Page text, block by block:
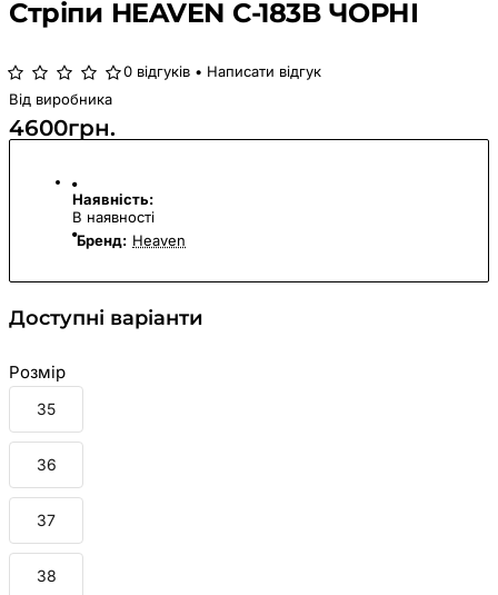
Стріпи HEAVEN C-183B ЧОРНІ
0 відгуків • Написати відгук
Від виробника
4600грн.
Наявність:
В наявності
Бренд: Heaven
Доступні варіанти
Розмір
35
36
37
38